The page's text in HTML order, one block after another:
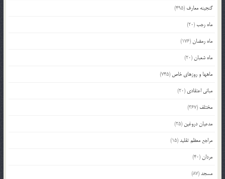
گنجینه معارف (495)
ماه رجب(20)
ماه رمضان(176)
ماه شعبان(20)
ماهها و روزهای خاص (745)
مبانی اعتقادی (20)
مختلف (367)
مدعیان دروغین (25)
مراجع معظم تقلید(15)
مردان(40)
مسجد(87)